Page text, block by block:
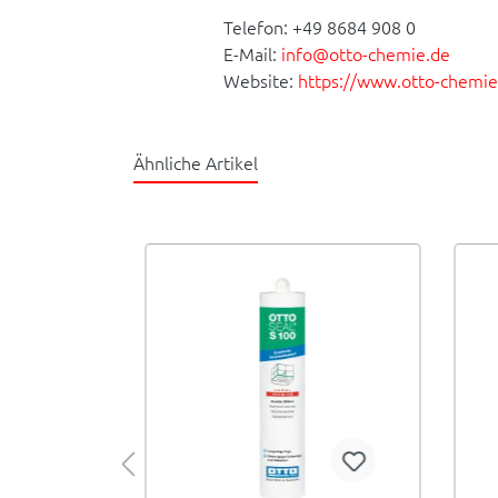
Telefon: +49 8684 908 0
E-Mail: info@otto-chemie.de
Website: https://www.otto-
Ähnliche Artikel